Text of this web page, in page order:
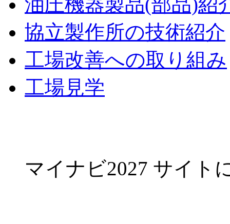
油圧機器製品(部品)紹
協立製作所の技術紹介
工場改善への取り組み
工場見学
マイナビ2027 サイト